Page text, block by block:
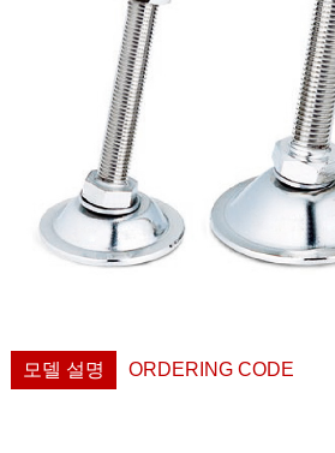
모델 설명 ORDERING CODE